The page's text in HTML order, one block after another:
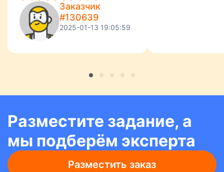
Заказчик
#130639
2025-01-13 19:05:59
Разместите задание, а
мы подберём эксперта
Разместить заказ